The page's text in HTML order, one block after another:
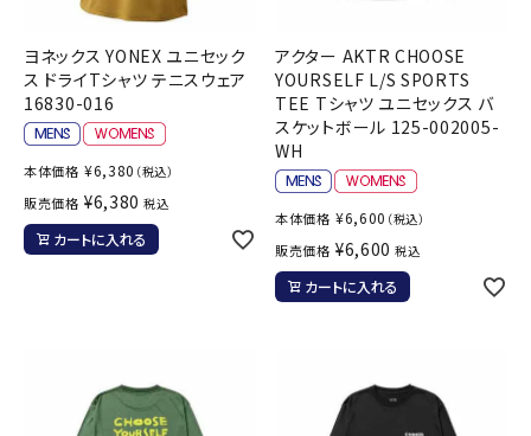
ヨネックス YONEX ユニセック
ス ドライTシャツ テニスウェア
16830-016
本体価格 ¥6,380 （税込）
販売価格 ¥6,380 税込
カートに入れる
アクター AKTR CHOOSE
YOURSELF L/S SPORTS
TEE Tシャツ ユニセックス バ
スケットボール 125-002005-
WH
本体価格 ¥6,600 （税込）
販売価格 ¥6,600 税込
カートに入れる